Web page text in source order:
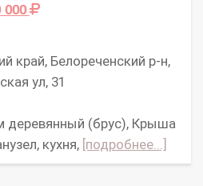
000
край, Белореченский р-н,
ул, 31
деревянный (брус), Крыша
кухня, [подробнее...]